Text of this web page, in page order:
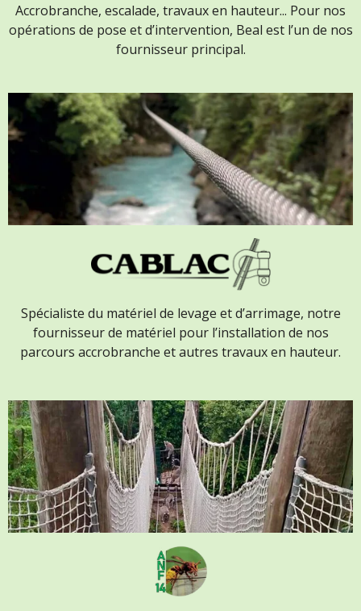
Accrobranche, escalade, travaux en hauteur... Pour nos
opérations de pose et d’intervention, Beal est l’un de nos
fournisseur principal.
Spécialiste du matériel de levage et d’arrimage, notre
fournisseur de matériel pour l’installation de nos
parcours accrobranche et autres travaux en hauteur.